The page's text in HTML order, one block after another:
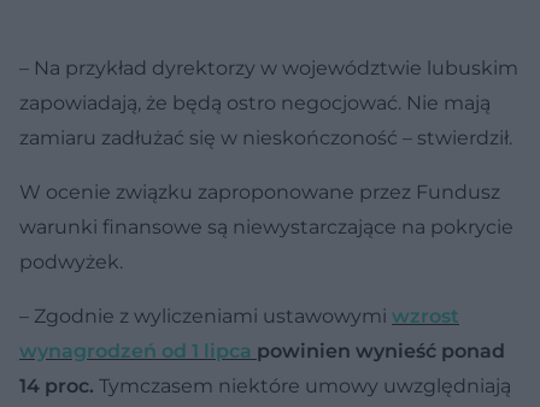
– Na przykład dyrektorzy w województwie lubuskim
zapowiadają, że będą ostro negocjować. Nie mają
zamiaru zadłużać się w nieskończoność – stwierdził.
W ocenie związku zaproponowane przez Fundusz
warunki finansowe są niewystarczające na pokrycie
podwyżek.
– Zgodnie z wyliczeniami ustawowymi wzrost
wynagrodzeń od 1 lipca powinien wynieść ponad
14 proc. Tymczasem niektóre umowy uwzględniają